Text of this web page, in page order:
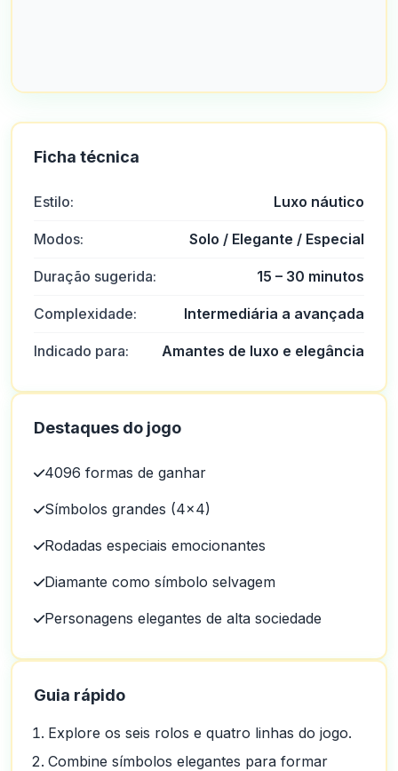
Ficha técnica
Estilo: Luxo náutico
Modos: Solo / Elegante / Especial
Duração sugerida: 15 – 30 minutos
Complexidade: Intermediária a avançada
Indicado para: Amantes de luxo e elegância
Destaques do jogo
4096 formas de ganhar
Símbolos grandes (4x4)
Rodadas especiais emocionantes
Diamante como símbolo selvagem
Personagens elegantes de alta sociedade
Guia rápido
Explore os seis rolos e quatro linhas do jogo.
Combine símbolos elegantes para formar
Ars
No geral, excelente atendimento ao cliente e pessoas muito
amigáveis.